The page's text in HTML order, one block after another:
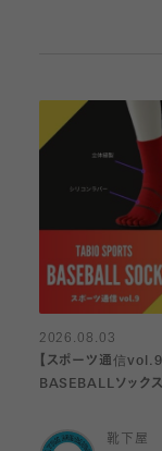
2026.08.03
【スポーツ通信vol.9
BASEBALLソック
靴下屋